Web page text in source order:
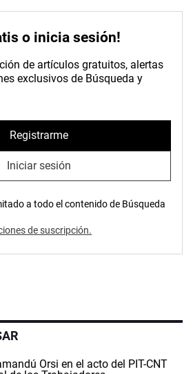
o inicia sesión!
de artículos gratuitos, alertas
exclusivos de Búsqueda y
Registrarme
Iniciar sesión
a todo el contenido de Búsqueda
de suscripción.